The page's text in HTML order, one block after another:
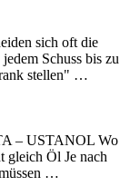
sich oft die
Schuss bis zu
stellen" …
– USTANOL Wo
gleich Öl Je nach
…